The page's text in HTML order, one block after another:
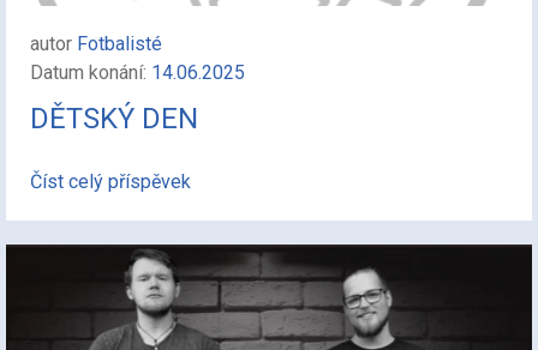
autor Fotbalisté
Datum konání: 14.06.2025
DĚTSKÝ DEN
Číst celý příspěvek